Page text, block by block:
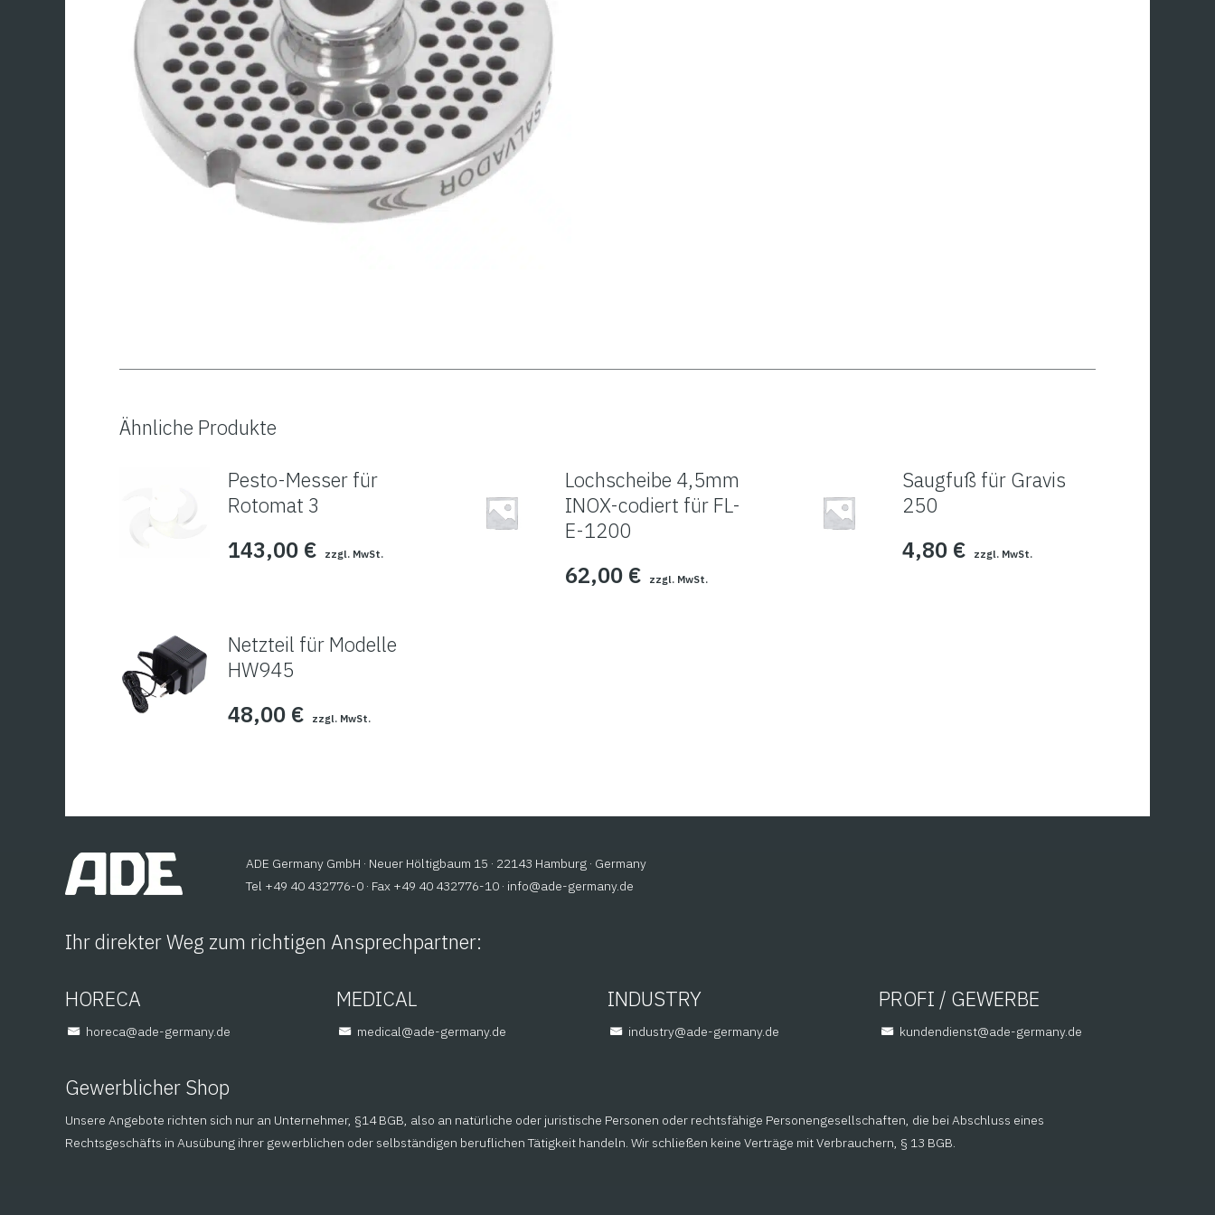
Ähnliche Produkte
Pesto-Messer für
Rotomat 3
143,00 € zzgl. MwSt.
Lochscheibe 4,5mm
INOX-codiert für FL-
E-1200
62,00 € zzgl. MwSt.
Saugfuß für Gravis
250
4,80 € zzgl. MwSt.
Netzteil für Modelle
HW945
48,00 € zzgl. MwSt.
ADE Germany GmbH · Neuer Höltigbaum 15 · 22143 Hamburg · Germany
Tel +49 40 432776-0 · Fax +49 40 432776-10 ·
ed.ynamreg-eda
@ofni
Ihr direkter Weg zum richtigen Ansprechpartner:
HORECA
ed.ynamreg-eda
@aceroh
MEDICAL
ed.ynamreg-eda
@lacidem
INDUSTRY
ed.ynamreg-eda
@yrtsudni
PROFI / GEWERBE
ed.ynamreg-eda
@tsneidnednuk
Gewerblicher Shop
Unsere Angebote richten sich nur an Unternehmer, §14 BGB, also an natürliche oder juristische Personen oder rechtsfähige Personengesellschaften, die bei Abschluss eines
Rechtsgeschäfts in Ausübung ihrer gewerblichen oder selbständigen beruflichen Tätigkeit handeln. Wir schließen keine Verträge mit Verbrauchern, § 13 BGB.